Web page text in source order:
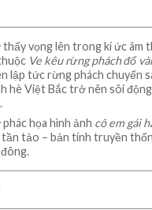
thấy vọng lên trong kí ức âm
Ve kêu rừng phách đổ
lập tức rừng phách chuyển
hè Việt Bắc trở nên sôi
họa hình ảnh cô em gái
tần tảo – bản tính truyền